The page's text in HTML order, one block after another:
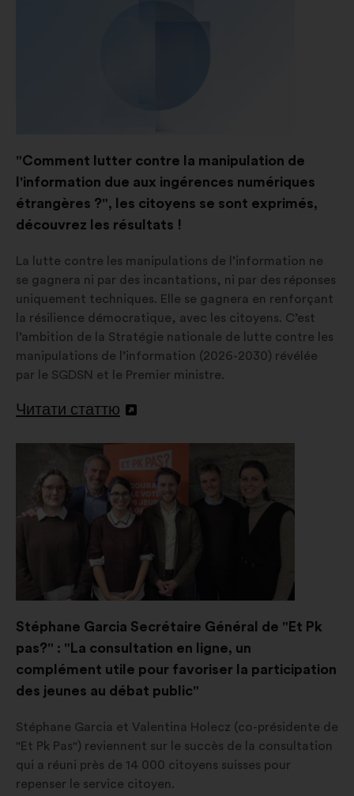
"Comment lutter contre la manipulation de
l'information due aux ingérences numériques
étrangères ?", les citoyens se sont exprimés,
découvrez les résultats !
La lutte contre les manipulations de l’information ne
se gagnera ni par des incantations, ni par des réponses
uniquement techniques. Elle se gagnera en renforçant
la résilience démocratique, avec les citoyens. C’est
l’ambition de la Stratégie nationale de lutte contre les
manipulations de l’information (2026-2030) révélée
par le SGDSN et le Premier ministre.
Читати статтю
Відкрити
вкладці
Stéphane Garcia Secrétaire Général de "Et Pk
pas?" : "La consultation en ligne, un
complément utile pour favoriser la participation
des jeunes au débat public"
Stéphane Garcia et Valentina Holecz (co-présidente de
"Et Pk Pas") reviennent sur le succès de la consultation
qui a réuni près de 14 000 citoyens suisses pour
repenser le service citoyen.